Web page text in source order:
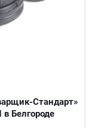
Стандарт»
Белгороде